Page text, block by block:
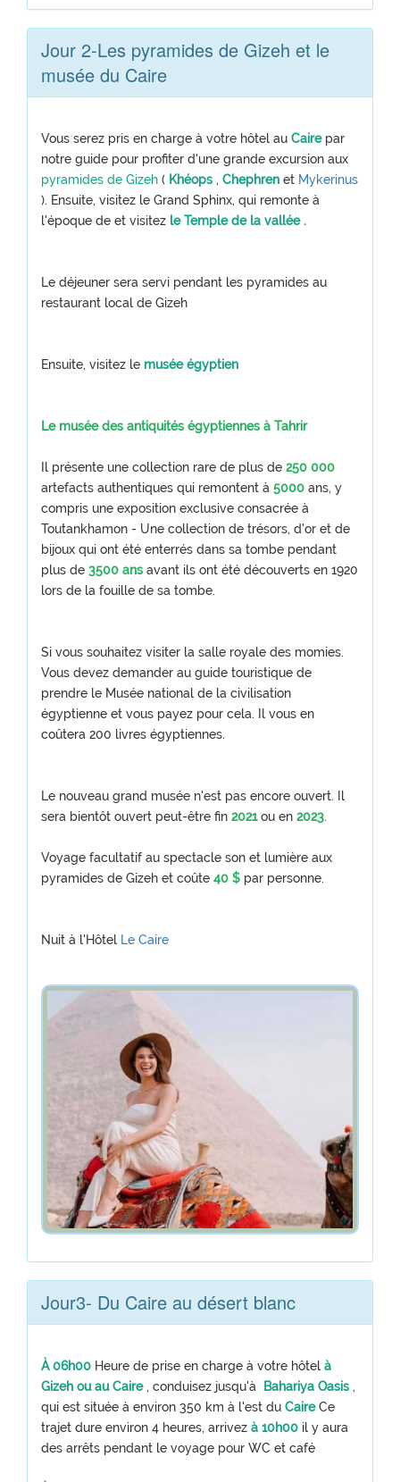
Jour 2-Les pyramides de Gizeh et le
musée du Caire
Vous serez pris en charge à votre hôtel au Cairepar
notre guide pour profiter d'une grande excursion aux
pyramides de Gizeh ( Khéops , Chephren et Mykerinus
). Ensuite, visitez le Grand Sphinx, qui remonte à
l'époque de et visitez le Temple de la vallée.
Le déjeuner sera servi pendant les pyramides au
restaurant local de Gizeh
Ensuite, visitez le musée égyptien
Le musée des antiquités égyptiennes à Tahrir
Il présente une collection rare de plus de 250 000
artefacts authentiques qui remontent à 5000 ans, y
compris une exposition exclusive consacrée à
Toutankhamon - Une collection de trésors, d'or et de
bijoux qui ont été enterrés dans sa tombe pendant
plus de 3500 ans avant ils ont été découverts en 1920
lors de la fouille de sa tombe.
Si vous souhaitez visiter la salle royale des momies.
Vous devez demander au guide touristique de
prendre le Musée national de la civilisation
égyptienne et vous payez pour cela. Il vous en
coûtera 200 livres égyptiennes.
Le nouveau grand musée n'est pas encore ouvert. Il
sera bientôt ouvert peut-être fin 2021ou en 2023.
Voyage facultatif au spectacle son et lumière aux
pyramides de Gizeh et coûte 40 $ par personne.
Nuit à l'Hôtel Le Caire
Jour3- Du Caire au désert blanc
À 06h00 Heure de prise en charge à votre hôtel à
Gizeh ou auCaire, conduisez jusqu'à Bahariya Oasis ,
qui est située à environ 350 km à l'est du CaireCe
trajet dure environ 4 heures, arrivez à 10h00 il y aura
des arrêts pendant le voyage pour WC et café